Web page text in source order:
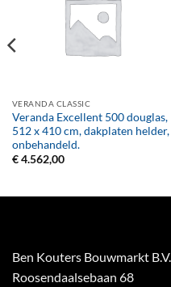
VERANDA CLASSIC
Veranda Excellent 500 douglas,
512 x 410 cm, dakplaten helder,
onbehandeld.
€4.562,00
Ben Kouters Bouwmarkt B.V.
Roosendaalsebaan 68